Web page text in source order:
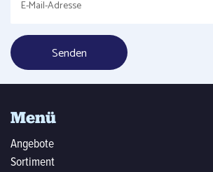
Menü
Angebote
Sortiment